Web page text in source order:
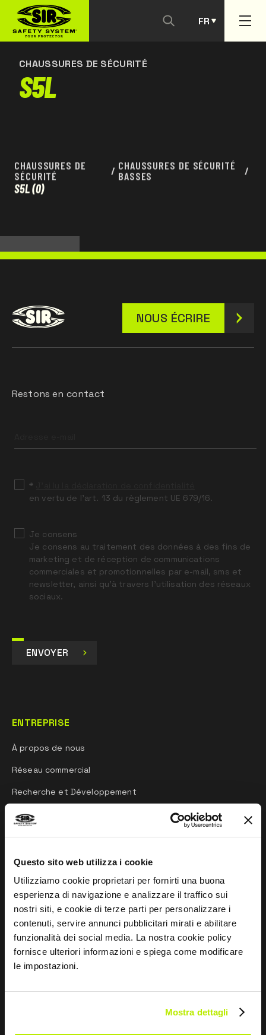
Questo sito web utilizza i cookie
Utilizziamo cookie proprietari per fornirti una buona
esperienza di navigazione e analizzare il traffico sui
nostri siti, e cookie di terze parti per personalizzare i
contenuti, servire annunci pubblicitari mirati e abilitare
funzionalità dei social media. La nostra cookie policy
fornisce ulteriori informazioni e spiega come modificare
le impostazioni.
Mostra dettagli
FR
PT
CHAUSSURES DE SÉCURITÉ
S5L
CHAUSSURES DE
SÉCURITÉ
/ CHAUSSURES DE SÉCURITÉ
BASSES
/
S5L(0)
NOUS ÉCRIRE
Restons en contact
field
*
en vertu de l’art. 13 du règlement UE 679/16.
Je consens
Je consens au traitement des données à des fins de
marketing et de réception de communications
commerciales et promotionnelles par e-mail, sms et
newsletter, ainsi qu’à travers l’utilisation des réseaux
sociaux.
ENVOYER
ENTREPRISE
À propos de nous
Réseau commercial
Recherche et Développement
Esprit sportif
INFORMATIONS
Guide aux normes
Whistleblowing
Impressum
Guide aux tailles et entretien
CONTACTEZ-NOUS
NOUS CONTACTER